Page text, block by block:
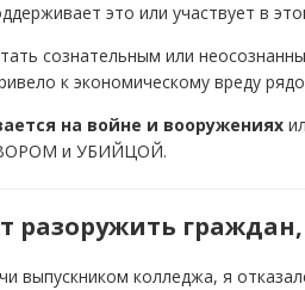
это или участвует в
сознательным или
к экономическому вреду
на войне и вооружениях
ВОРОМ и УБИЙЦОЙ.
разоружить
выпускником колледжа, я